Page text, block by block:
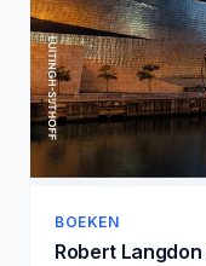
BOEKEN
Robert